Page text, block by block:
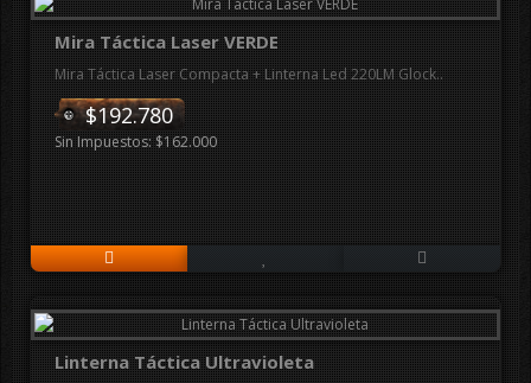
Mira Táctica Laser VERDE
Mira Táctica Laser Compacta + Linterna Led 220LM Glock..
$192.780
Sin Impuestos: $162.000
Linterna Táctica Ultravioleta